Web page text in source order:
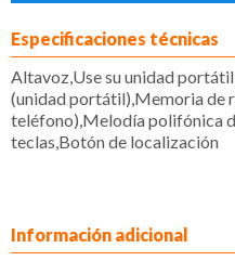
Especificaciones técnicas
Altavoz,Use su unidad
(unidad portátil),Memoria de
teléfono),Melodía polifónica
teclas,Botón de localización
Información adicional